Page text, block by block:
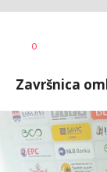
AUTOR
0
Završnica